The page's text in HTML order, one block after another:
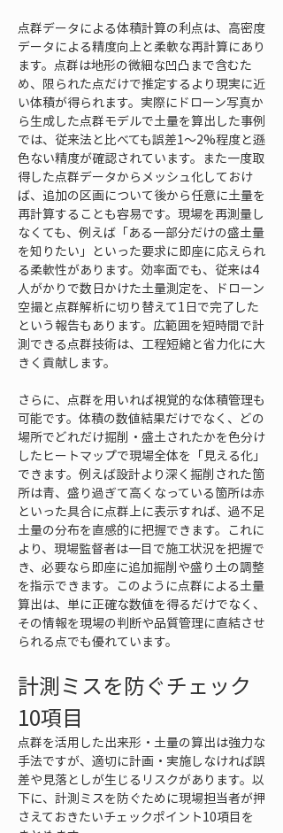
点群データによる体積計算の利点は、高密度
データによる精度向上と柔軟な再計算にあり
ます。点群は地形の微細な凹凸まで含むた
め、限られた点だけで推定するより現実に近
い体積が得られます。実際にドローン写真か
ら生成した点群モデルで土量を算出した事例
では、従来法と比べても誤差1〜2%程度と遜
色ない精度が確認されています。また一度取
得した点群データからメッシュ化しておけ
ば、追加の区画について後から任意に土量を
再計算することも容易です。現場を再測量し
なくても、例えば「ある一部分だけの盛土量
を知りたい」といった要求に即座に応えられ
る柔軟性があります。効率面でも、従来は4
人がかりで数日かけた土量測定を、ドローン
空撮と点群解析に切り替えて1日で完了した
という報告もあります。広範囲を短時間で計
測できる点群技術は、工程短縮と省力化に大
きく貢献します。
さらに、点群を用いれば視覚的な体積管理も
可能です。体積の数値結果だけでなく、どの
場所でどれだけ掘削・盛土されたかを色分け
したヒートマップで現場全体を「見える化」
できます。例えば設計より深く掘削された箇
所は青、盛り過ぎて高くなっている箇所は赤
といった具合に点群上に表示すれば、過不足
土量の分布を直感的に把握できます。これに
より、現場監督者は一目で施工状況を把握で
き、必要なら即座に追加掘削や盛り土の調整
を指示できます。このように点群による土量
算出は、単に正確な数値を得るだけでなく、
その情報を現場の判断や品質管理に直結させ
られる点でも優れています。
計測ミスを防ぐチェック
10項目
点群を活用した出来形・土量の算出は強力な
手法ですが、適切に計画・実施しなければ誤
差や見落としが生じるリスクがあります。以
下に、計測ミスを防ぐために現場担当者が押
さえておきたいチェックポイント10項目を